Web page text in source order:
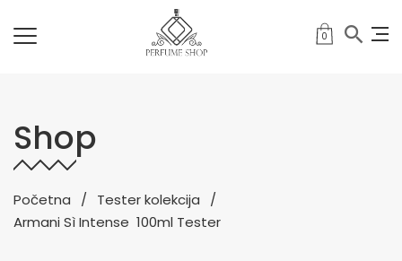
0
Shop
Početna
Tester kolekcija
Armani Sì Intense 100ml Tester